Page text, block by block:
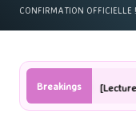
CONFIRMATION OFFICIELLE
Breakings[Lecture]